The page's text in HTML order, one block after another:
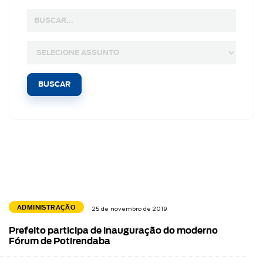
ADMINISTRAÇÃO 25 de novembro de 2019
Prefeito participa de inauguração do moderno
Fórum de Potirendaba